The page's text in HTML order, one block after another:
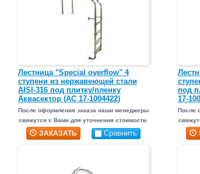
Лестница "Special overflow" 4
ступени из нержавеющей стали
AISI-316 под плитку/пленку
Аквасектор (АС 17-1004422)
После оформления заказа наши менеджеры
свяжутся с Вами для уточнения стоимости.
ЗАКАЗАТЬ Сравнить
под
17-
После